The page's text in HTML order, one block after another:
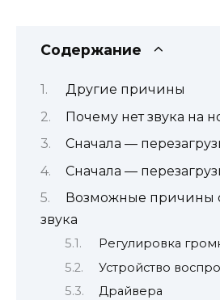
Содержание
Другие причины
Почему нет звука на
Сначала —
Сначала —
Возможные причины
звука
Регулировка
Устройство
Драйвера